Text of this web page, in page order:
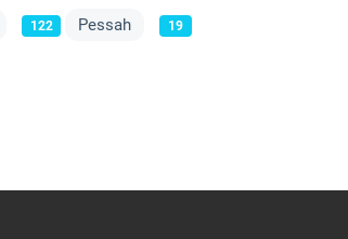
122 Pessah 19